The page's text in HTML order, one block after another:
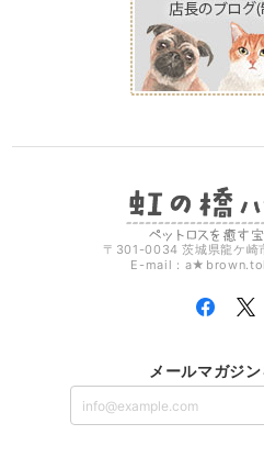
〒301-0034 茨城県龍ケ
E-mail：
メールマガジ